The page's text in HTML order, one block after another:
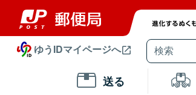
ゆうIDマイページへ
送る